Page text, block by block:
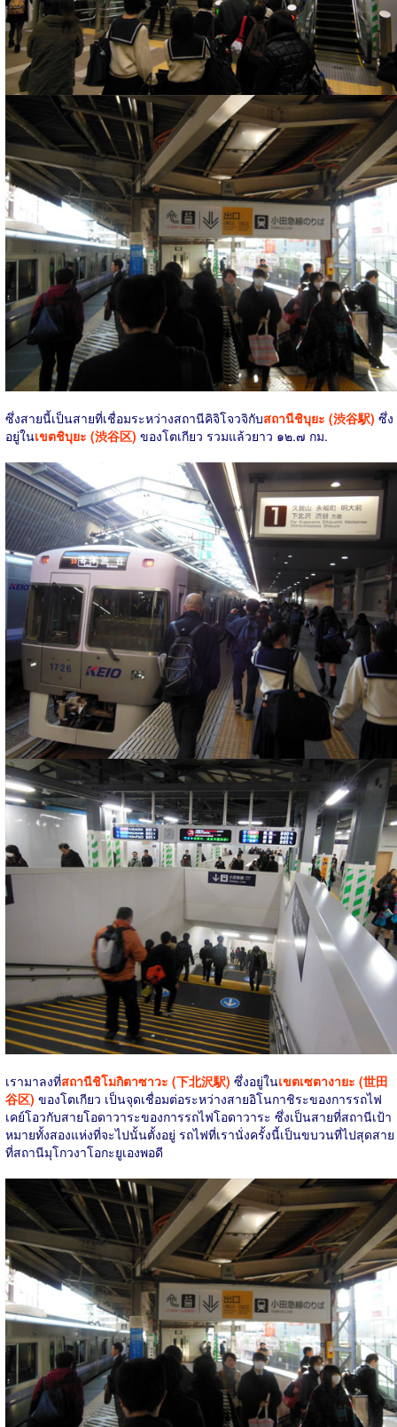
ซึ่งสายนี้เป็นสายที่เชื่อมระหว่างสถานีคิจิโจวจิกับสถานีชิบุยะ (渋谷駅) ซึ่ง
อยู่ในเขตชิบุยะ (渋谷区) ของโตเกียว รวมแล้วยาว ๑๒.๗ กม.
เรามาลงที่สถานีชิโมกิตาซาวะ (下北沢駅) ซึ่งอยู่ในเขตเซตางายะ (世田
谷区) ของโตเกียว เป็นจุดเชื่อมต่อระหว่างสายอิโนกาชิระของการรถไฟ
เคย์โอวกับสายโอดาวาระของการรถไฟโอดาวาระ ซึ่งเป็นสายที่สถานีเป้า
หมายทั้งสองแห่งที่จะไปนั้นตั้งอยู่ รถไฟที่เรานั่งครั้งนี้เป็นขบวนที่ไปสุดสาย
ที่สถานีมุโกวงาโอกะยูเองพอดี